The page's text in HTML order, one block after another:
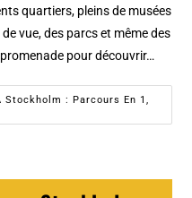
quartiers, pleins de musées
vue, des parcs et même des
pour découvrir…
: Parcours En 1,